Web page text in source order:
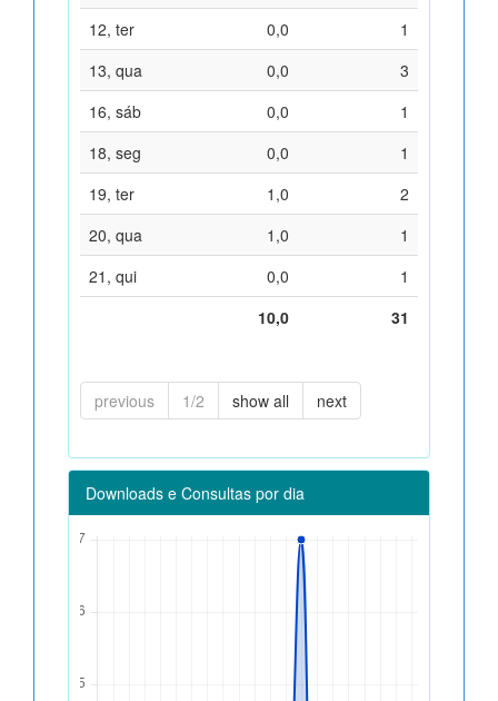
12, ter
0,0
1
13, qua
0,0
3
16, sáb
0,0
1
18, seg
0,0
1
19, ter
1,0
2
20, qua
1,0
1
21, qui
0,0
1
10,0
31
previous 1/2 show all next
Downloads e Consultas por dia